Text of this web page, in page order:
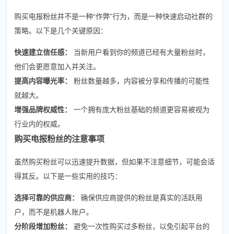
购买电报粉丝并不是一种“作弊”行为，而是一种快速启动社群的
策略。以下是几个关键原因：
快速建立信任感：
当新用户看到你的频道已经有大量粉丝时，
他们会更愿意加入并关注。
提高内容曝光率：
粉丝数量越多，内容被分享和传播的可能性
就越大。
增强品牌权威性：
一个拥有庞大粉丝基础的频道更容易被视为
行业内的权威。
购买电报粉丝的注意事项
虽然购买粉丝可以迅速提升数据，但如果不注意细节，可能会适
得其反。以下是一些实用的技巧：
选择可靠的供应商：
确保供应商提供的粉丝是真实的活跃用
户，而不是机器人账户。
分阶段增加粉丝：
避免一次性购买过多粉丝，以免引起平台的